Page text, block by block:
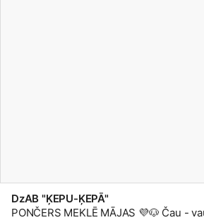
DzAB "ĶEPU-ĶEPĀ"
PONČERS MEKLĒ MĀJAS 💜🐶 Čau - vau! Mani sauc